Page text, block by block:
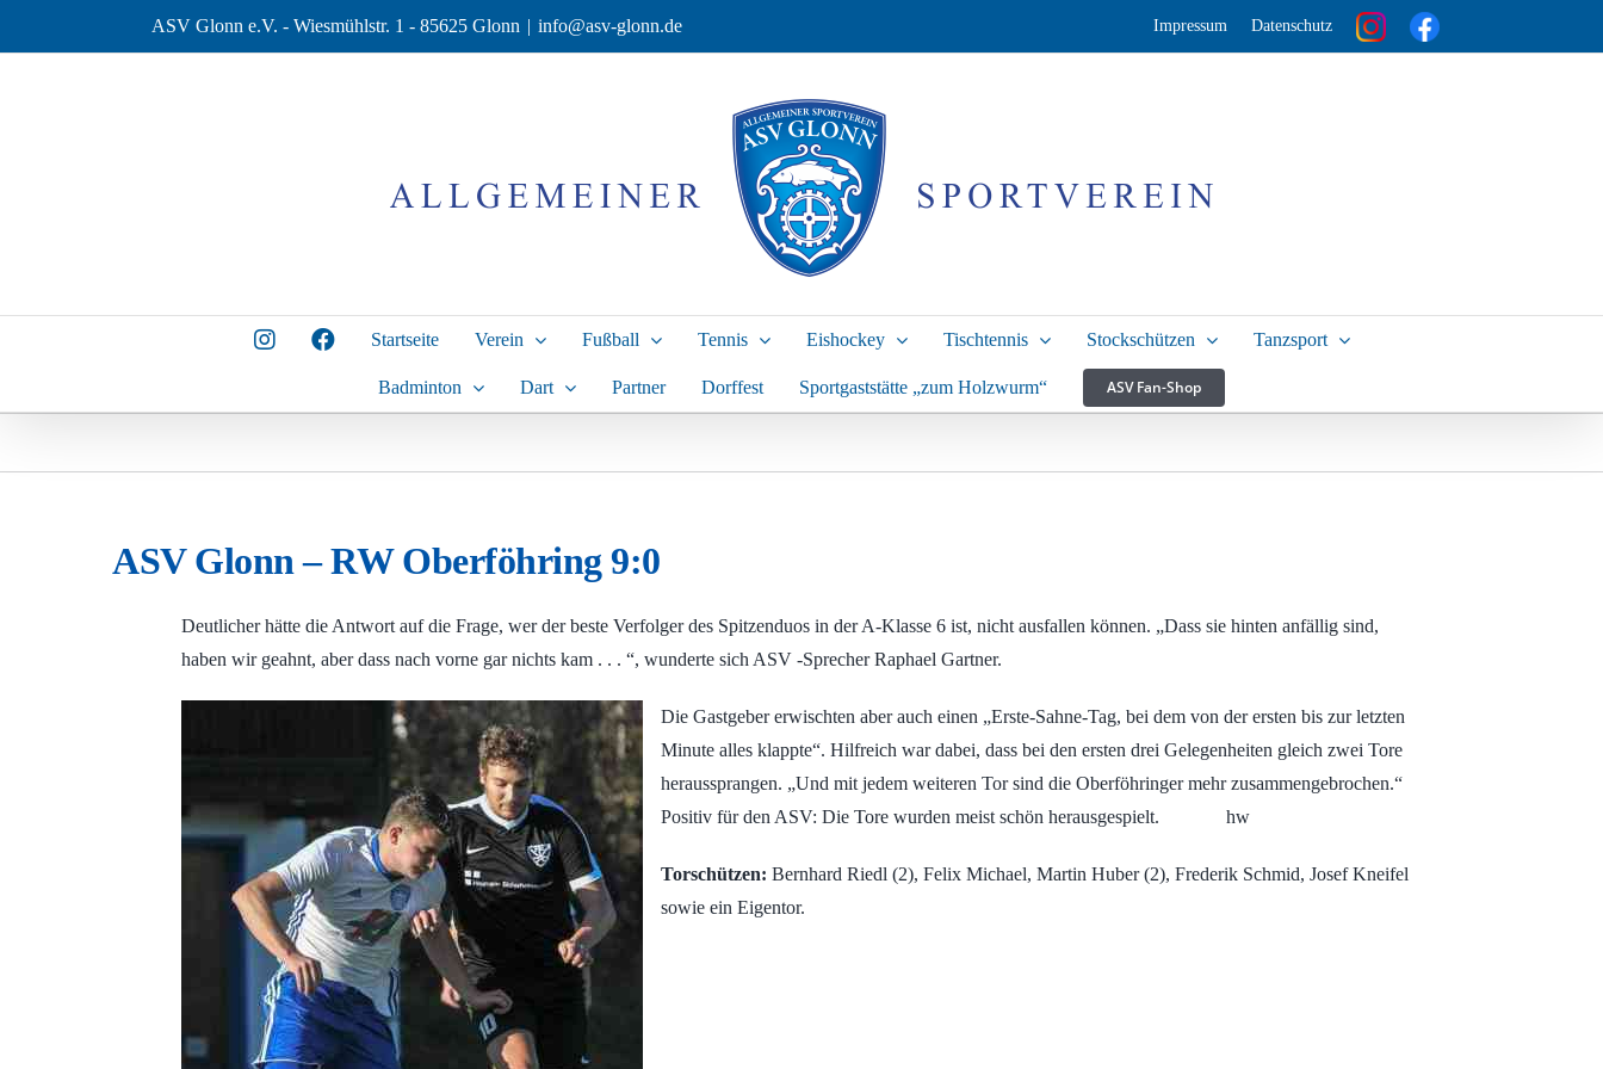
Inhalt
ASV Glonn e.V. - Wiesmühlstr. 1 - 85625 Glonn | info@asv-glonn.de Impressum Datenschutz
Startseite Verein Fußball Tennis Eishockey Tischtennis Stockschützen Tanzsport
Badminton Dart Partner Dorffest Sportgaststätte „zum Holzwurm“ ASV Fan-Shop
ASV Glonn – RW Oberföhring 9:0
Deutlicher hätte die Antwort auf die Frage, wer der beste Verfolger des Spitzenduos in der A-Klasse 6 ist, nicht ausfallen können. „Dass sie hinten anfällig sind,
haben wir geahnt, aber dass nach vorne gar nichts kam . . . “, wunderte sich ASV -Sprecher Raphael Gartner.
Die Gastgeber erwischten aber auch einen „Erste-Sahne-Tag, bei dem von der ersten bis zur letzten
Minute alles klappte“. Hilfreich war dabei, dass bei den ersten drei Gelegenheiten gleich zwei Tore
heraussprangen. „Und mit jedem weiteren Tor sind die Oberföhringer mehr zusammengebrochen.“
Positiv für den ASV: Die Tore wurden meist schön herausgespielt. hw
Torschützen: Bernhard Riedl (2), Felix Michael, Martin Huber (2), Frederik Schmid, Josef Kneifel
sowie ein Eigentor.